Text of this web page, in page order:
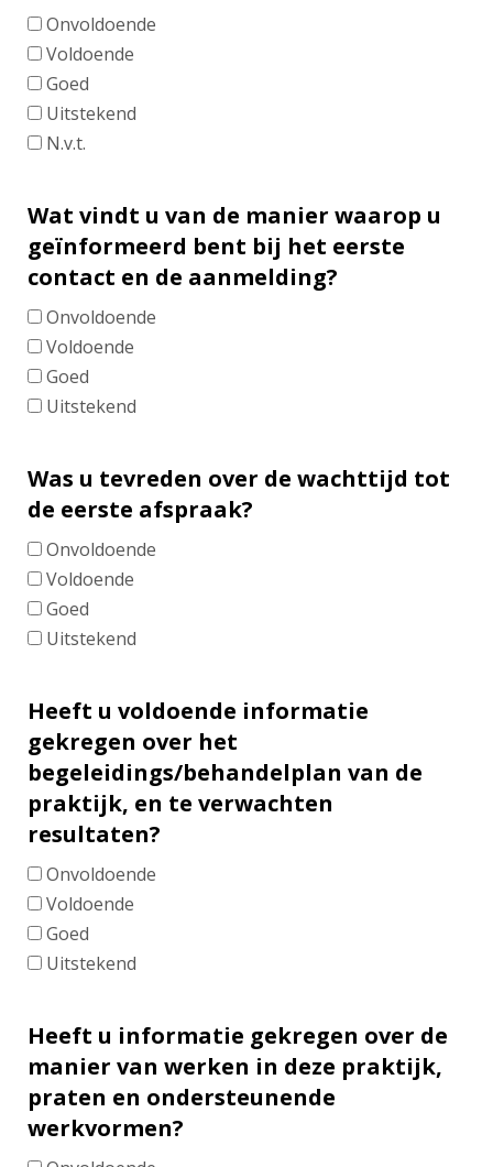
Onvoldoende
Voldoende
Goed
Uitstekend
N.v.t.
Wat vindt u van de manier waarop u
geïnformeerd bent bij het eerste
contact en de aanmelding?
Onvoldoende
Voldoende
Goed
Uitstekend
Was u tevreden over de wachttijd tot
de eerste afspraak?
Onvoldoende
Voldoende
Goed
Uitstekend
Heeft u voldoende informatie
gekregen over het
begeleidings/behandelplan van de
praktijk, en te verwachten
resultaten?
Onvoldoende
Voldoende
Goed
Uitstekend
Heeft u informatie gekregen over de
manier van werken in deze praktijk,
praten en ondersteunende
werkvormen?